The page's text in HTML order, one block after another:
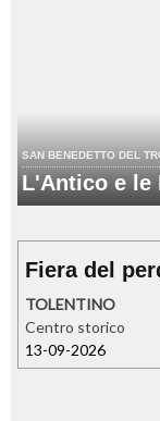
SAN BENEDETTO DEL
L'Antico e le
Fiera del
TOLENTINO
Centro storico
13-09-2026